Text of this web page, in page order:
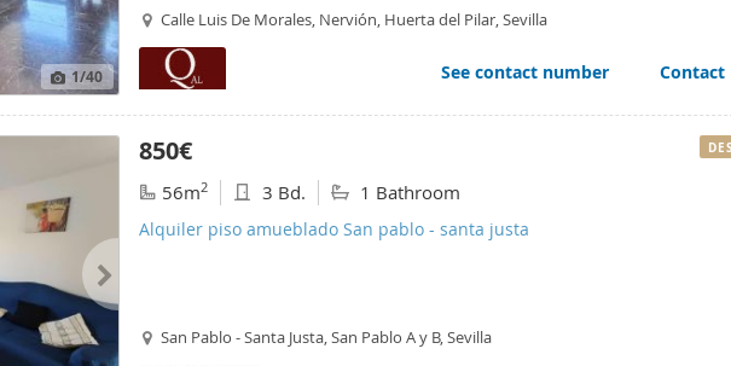
1/40
Calle Luis De Morales, Nervión, Huerta del Pilar, Sevilla
See contact number Contact
850€
56m2 3 Bd. 1 Bathroom
Alquiler piso amueblado San pablo - santa justa
San Pablo - Santa Justa, San Pablo A y B, Sevilla